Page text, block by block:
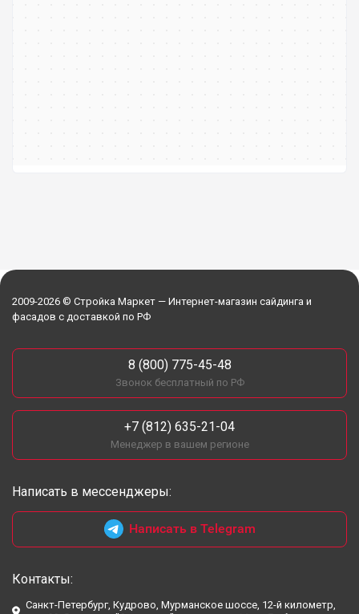
2009-2026 © Стройка Маркет — Интернет-магазин сайдинга и
фасадов с доставкой по РФ
8 (800) 775-45-48
Звонок бесплатный по РФ
+7 (812) 635-21-04
Менеджер в вашем регионе
Написать в мессенджеры:
Написать в Telegram
Контакты:
Санкт-Петербург, Кудрово, Мурманское шоссе, 12-й километр,